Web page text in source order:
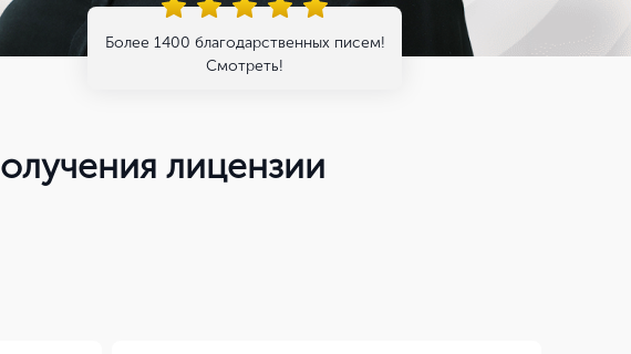
Более 1400 благодарственных писем!
Смотреть!
лицензии